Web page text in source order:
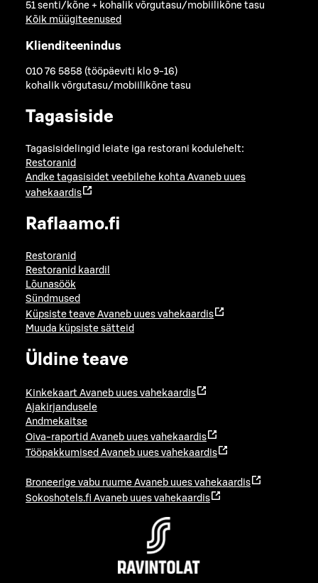
51 senti/kõne + kohalik võrgutasu/mobiilikõne tasu
Kõik müügiteenused
Klienditeenindus
010 76 5858 (tööpäeviti klo 9-16)
kohalik võrgutasu/mobiilikõne tasu
Tagasiside
Tagasisidelingid leiate iga restorani kodulehelt:
Restoranid
Andke tagasisidet veebilehe kohta Avaneb uues
vahekaardis
Raflaamo.fi
Restoranid
Restoranid kaardil
Lõunasöök
Sündmused
Küpsiste teave Avaneb uues vahekaardis
Muuda küpsiste sätteid
Üldine teave
Kinkekaart Avaneb uues vahekaardis
Ajakirjandusele
Andmekaitse
Oiva-raportid Avaneb uues vahekaardis
Tööpakkumised Avaneb uues vahekaardis
Broneerige vabu ruume Avaneb uues vahekaardis
Sokoshotels.fi Avaneb uues vahekaardis